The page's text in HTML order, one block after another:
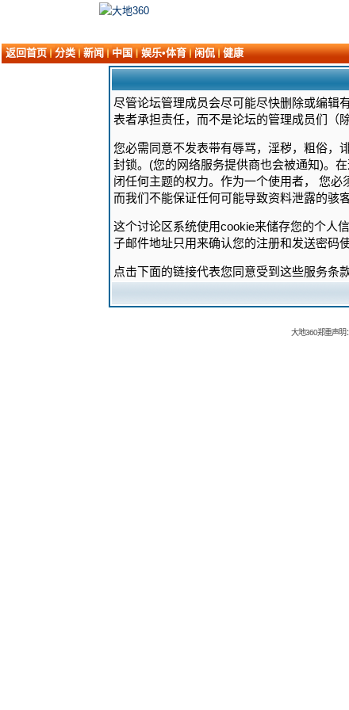
返回首页 分类 新闻 中国 娱乐•体育 闲侃 健康
尽管论坛管理成员会尽可能尽快删除或编辑
表者承担责任，而不是论坛的管理成员们（
您必需同意不发表带有辱骂，淫秽，粗俗，
封锁。(您的网络服务提供商也会被通知)。
闭任何主题的权力。作为一个使用者， 您
而我们不能保证任何可能导致资料泄露的骇
这个讨论区系统使用cookie来储存您的个人
子邮件地址只用来确认您的注册和发送密码
点击下面的链接代表您同意受到这些服务条
大地360郑重声明